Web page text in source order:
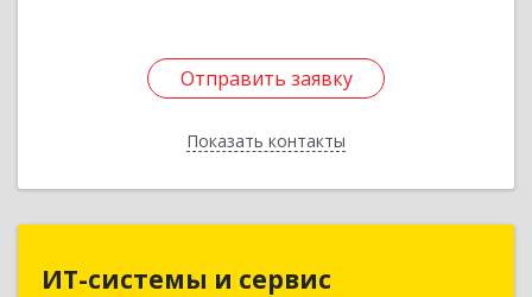
Отправить заявку
Показать контакты
Отправить заявку
Назад
ИТ-системы и сервис